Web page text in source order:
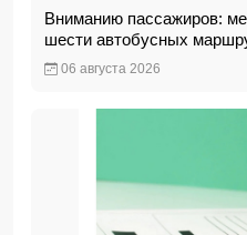
Вниманию пассажиров:
шести автобусных
06 августа 2026